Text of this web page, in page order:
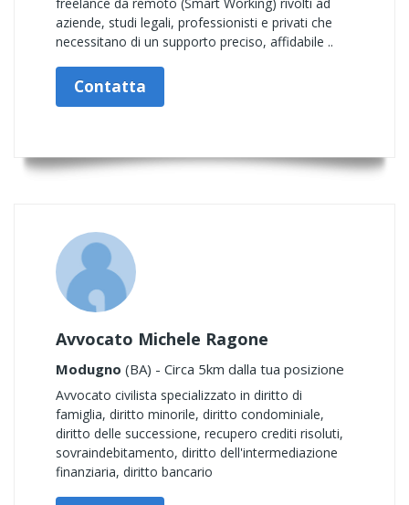
aziende, studi legali, professionisti e privati che
necessitano di un supporto preciso, affidabile ..
Contatta
Avvocato Michele Ragone
Modugno (BA) - Circa 5km dalla tua posizione
Avvocato civilista specializzato in diritto di
famiglia, diritto minorile, diritto condominiale,
diritto delle successione, recupero crediti risoluti,
sovraindebitamento, diritto dell'intermediazione
finanziaria, diritto bancario